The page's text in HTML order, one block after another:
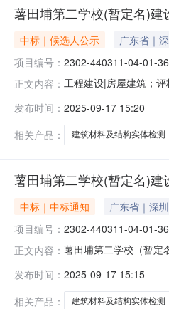
薯田埔第二学校(暂定名)
中标｜候选人公示 广东省｜
项目编号： 2302-440311-04-01-
正文内容： 工程建设|房屋建筑；
编号：2302-440311-
发布时间： 2025-09-17 15:20
相关产品：
建筑材料及结构实体检测
薯田埔第二学校(暂定名)
中标｜中标通知 广东省｜深
项目编号： 2302-440311-04-01-
正文内容： 薯田埔第二学校（暂定
薯田埔第二学校（暂定
发布时间： 2025-09-17 15:15
相关产品：
建筑材料及结构实体检测